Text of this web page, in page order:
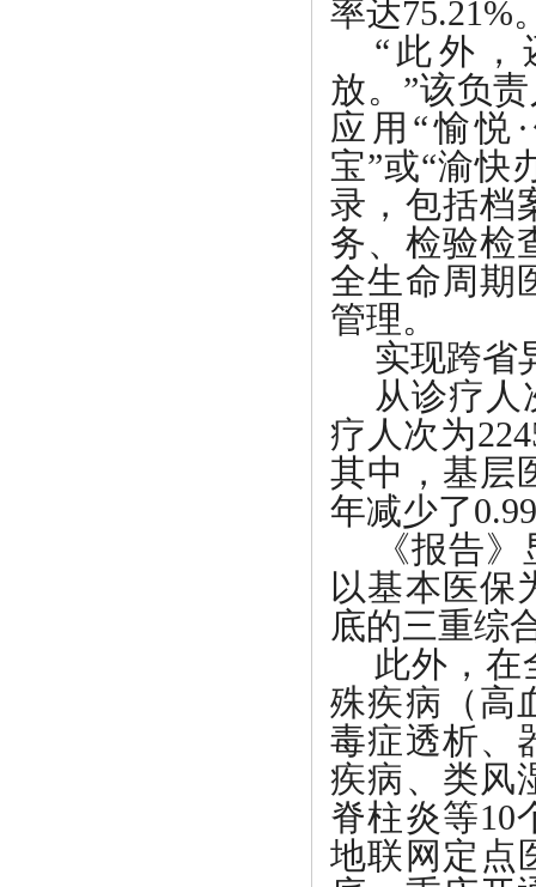
率达75.21%
“此外，
放。”该负
应用“愉悦
宝”或“渝快
录，包括档
务、检验检
全生命周期
管理。
实现跨省
从诊疗人
疗人次为
其中，基层
年减少了
《报告
以基本医保
底的三重综
此外，在
殊疾病（高
毒症透析、
疾病、类风
脊柱炎等10
地联网定点